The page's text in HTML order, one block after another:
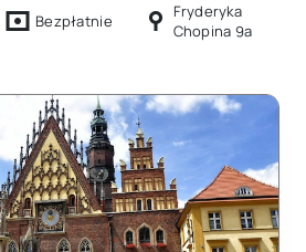
Bezpłatnie
Fryderyka
Chopina 9a